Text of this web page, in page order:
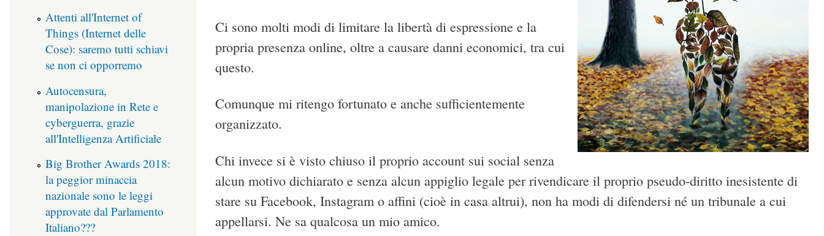
Ci sono molti modi di limitare la libertà di espressione e la
propria presenza online, oltre a causare danni economici, tra cui
questo.
Comunque mi ritengo fortunato e anche sufficientemente
organizzato.
Chi invece si è visto chiuso il proprio account sui social senza
alcun motivo dichiarato e senza alcun appiglio legale per rivendicare il proprio pseudo-diritto inesistente di
stare su Facebook, Instagram o affini (cioè in casa altrui), non ha modi di difendersi né un tribunale a cui
appellarsi. Ne sa qualcosa un mio amico.
Attenti all'Internet of
Things (Internet delle
Cose): saremo tutti schiavi
se non ci opporremo
Autocensura,
manipolazione in Rete e
cyberguerra, grazie
all'Intelligenza Artificiale
Big Brother Awards 2018:
la peggior minaccia
nazionale sono le leggi
approvate dal Parlamento
Italiano???